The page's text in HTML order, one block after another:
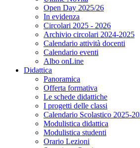
Open Day 2025/26
In evidenza
Circolari 2025 - 2026
Archivio circolari 2024-2025
Calendario attività docenti
Calendario eventi
Albo onLine
Didattica
Panoramica
Offerta formativa
Le schede didattiche
I progetti delle classi
Calendario Scolastico 2025-
Modulistica didattica
Modulistica studenti
Orario Lezioni